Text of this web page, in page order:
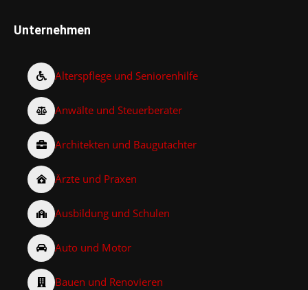
Unternehmen
Alterspflege und Seniorenhilfe
Anwälte und Steuerberater
Architekten und Baugutachter
Ärzte und Praxen
Ausbildung und Schulen
Auto und Motor
Bauen und Renovieren